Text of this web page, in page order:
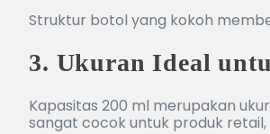
Struktur botol yang kokoh
3. Ukuran Ideal
Kapasitas 200 ml merupakan
sangat cocok untuk produk